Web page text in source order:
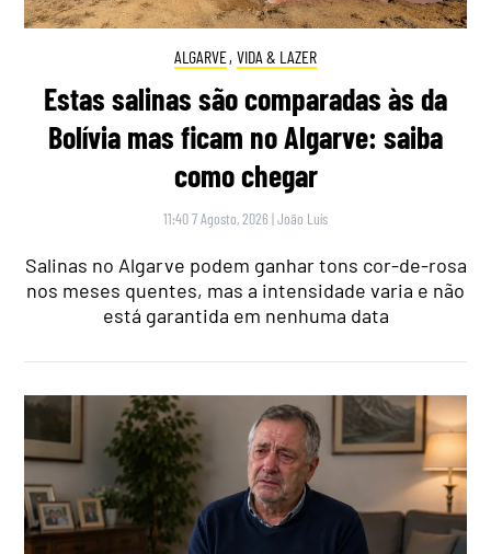
ALGARVE, VIDA & LAZER
Estas salinas são comparadas às da
Bolívia mas ficam no Algarve: saiba
como chegar
11:40 7 Agosto, 2026 |João Luís
Salinas no Algarve podem ganhar tons cor-de-rosa
nos meses quentes, mas a intensidade varia e não
está garantida em nenhuma data